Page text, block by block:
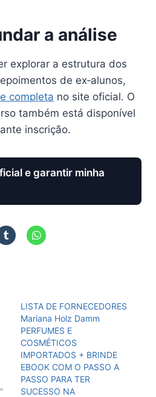
a análise
explorar a estrutura dos
de ex‑alunos,
completa no site oficial. O
também está disponível
inscrição.
e garantir minha
LISTA DE FORNECEDORES
Mariana Holz Damm
PERFUMES E
COSMÉTICOS
IMPORTADOS + BRINDE
EBOOK COM O PASSO A
PASSO PARA TER
SUCESSO NA